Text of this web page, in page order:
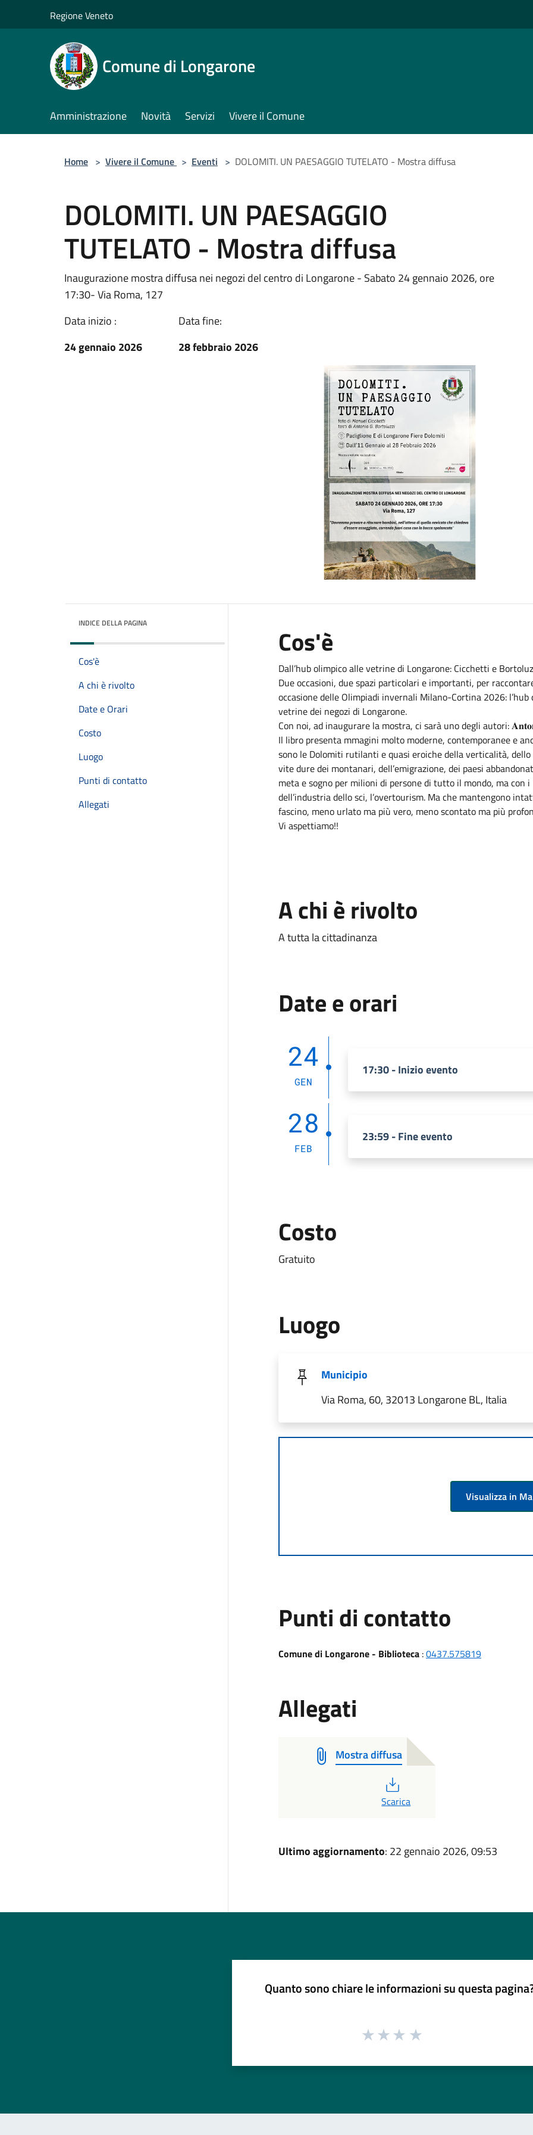
Regione Veneto
Comune di Longarone
Amministrazione Novità Servizi Vivere il Comune
Home > Vivere il Comune > Eventi > DOLOMITI. UN PAESAGGIO TUTELATO - Mostra diffusa
DOLOMITI. UN PAESAGGIO
TUTELATO - Mostra diffusa
Inaugurazione mostra diffusa nei negozi del centro di Longarone - Sabato 24 gennaio 2026, ore
17:30- Via Roma, 127
Data inizio :
24 gennaio 2026
Data fine:
28 febbraio 2026
INDICE DELLA PAGINA
Cos'è
A chi è rivolto
Date e Orari
Costo
Luogo
Punti di contatto
Allegati
Cos'è
Dall’hub olimpico alle vetrine di Longarone: Cicchetti e
Due occasioni, due spazi particolari e importanti, per
occasione delle Olimpiadi invernali Milano-Cortina 2026:
vetrine dei negozi di Longarone.
Con noi, ad inaugurare la mostra, ci sarà uno degli autori:
Il libro presenta mmagini molto moderne, contemporanee e
sono le Dolomiti rutilanti e quasi eroiche della verticalità,
vite dure dei montanari, dell’emigrazione, dei paesi
meta e sogno per milioni di persone di tutto il mondo, ma con
dell’industria dello sci, l’overtourism. Ma che mantengono
fascino, meno urlato ma più vero, meno scontato ma più
Vi aspettiamo!!
A chi è rivolto
A tutta la cittadinanza
Date e orari
24
GEN
17:30 - Inizio evento
28
FEB
23:59 - Fine evento
Costo
Gratuito
Luogo
Municipio
Via Roma, 60, 32013 Longarone BL, Italia
Visualizza in
Punti di contatto
Comune di Longarone - Biblioteca:0437.575819
Allegati
Mostra diffusa
PDF
Scarica
Ultimo aggiornamento: 22 gennaio 2026, 09:53
Quanto sono chiare le informazioni su questa